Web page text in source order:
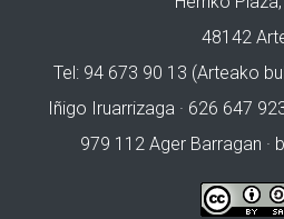
48142
Tel: 94 673 90 13 (Arteako
Iñigo Iruarrizaga · 626 647
979 112 Ager Barragan ·